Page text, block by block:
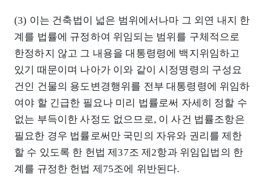
(3) 이는 건축법이 넓은 범위에서나마 그 외연 내지 한
계를 법률에 규정하여 위임되는 범위를 구체적으로
한정하지 않고 그 내용을 대통령령에 백지위임하고
있기 때문이며 나아가 이와 같이 시정명령의 구성요
건인 건물의 용도변경행위를 전부 대통령령에 위임하
여야 할 긴급한 필요나 미리 법률로써 자세히 정할 수
없는 부득이한 사정도 없으므로, 이 사건 법률조항은
필요한 경우 법률로써만 국민의 자유와 권리를 제한
할 수 있도록 한 헌법 제37조 제2항과 위임입법의 한
계를 규정한 헌법 제75조에 위반된다.